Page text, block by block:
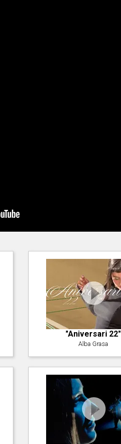
"Aniversari 22"
Alba Grasa